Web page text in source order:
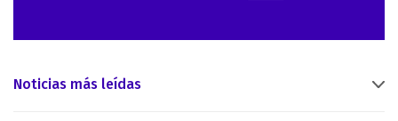
Noticias más leídas